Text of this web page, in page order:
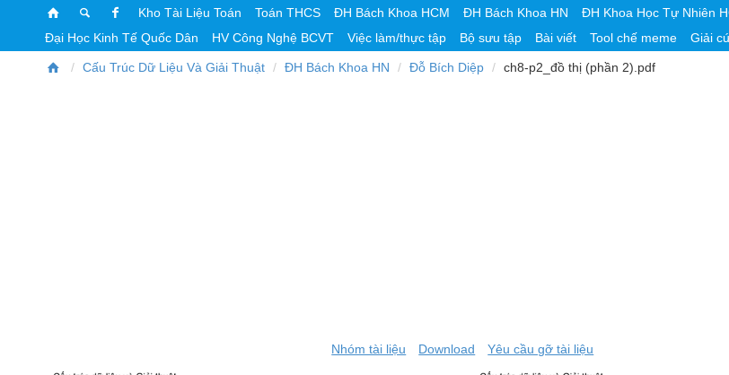
Kho Tài Liệu Toán Toán THCS ĐH Bách Khoa HCM ĐH Bách Khoa HN ĐH Khoa Học Tự Nhiên
Đại Học Kinh Tế Quốc Dân
HV Công Nghệ BCVT Việc làm/thực tập Bộ sưu tập Bài viết Tool chế meme Giải
Cấu Trúc Dữ Liệu Và Giải Thuật ĐH Bách Khoa HN Đỗ Bích Diệp ch8-p2_đồ thị (phần 2).pdf
Nhóm tài liệu Download Yêu cầu gỡ tài liệu